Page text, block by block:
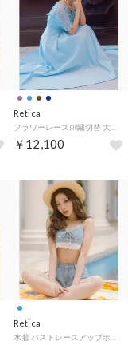
Retica
フラワーレース刺繍切替 大人Aライン フレアロングドレス 結婚式 パーティードレス 大きいサイズ（ライトブルー）
￥12,100
Retica